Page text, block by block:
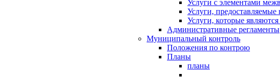
Услуги с элементами
Услуги, предоставляемые
Услуги, которые
Административные регламенты
Муниципальный контроль
Положения по контрою
Планы
планы